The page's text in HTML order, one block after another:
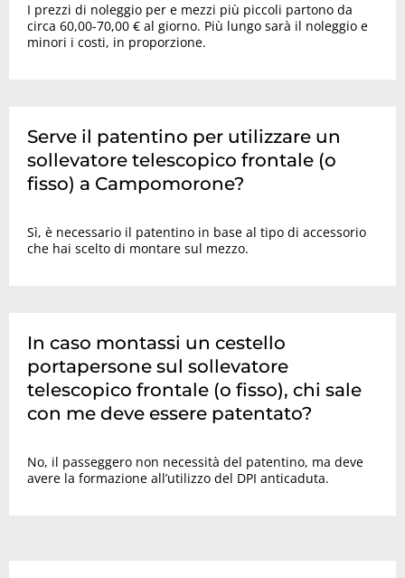
I prezzi di noleggio per e mezzi più piccoli partono da
circa 60,00-70,00 € al giorno. Più lungo sarà il noleggio e
minori i costi, in proporzione.
Serve il patentino per utilizzare un
sollevatore telescopico frontale (o
fisso) a Campomorone?
Sì, è necessario il patentino in base al tipo di accessorio
che hai scelto di montare sul mezzo.
In caso montassi un cestello
portapersone sul sollevatore
telescopico frontale (o fisso), chi sale
con me deve essere patentato?
No, il passeggero non necessità del patentino, ma deve
avere la formazione all’utilizzo del DPI anticaduta.